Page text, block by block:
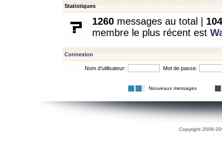
Statistiques
1260 messages au total | 104
membre le plus récent est
Connexion
Nom d’utilisateur: Mot de passe:
Nouveaux messages
Copyright 2006-